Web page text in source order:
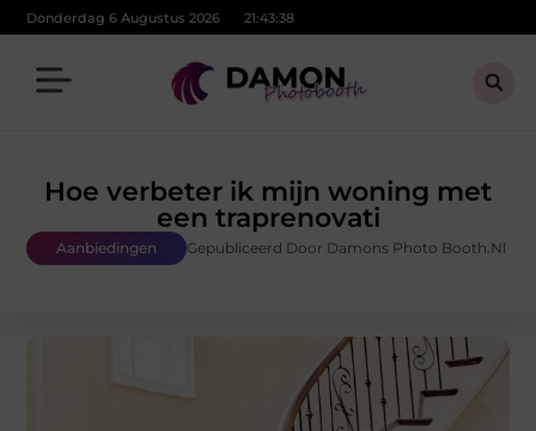
Donderdag 6 Augustus 2026 21:43:39
Hoe verbeter ik mijn woning met
een traprenovati
Aanbiedingen Gepubliceerd Door Damons Photo Booth.nl